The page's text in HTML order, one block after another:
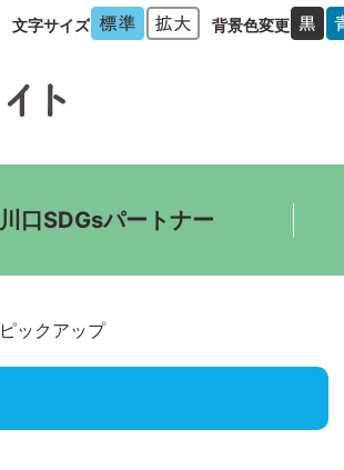
文字サイズ 背景色変更
川口SDGsパートナー
ピックアップ